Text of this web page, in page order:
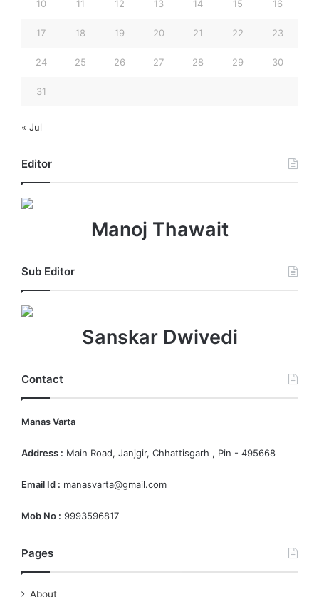
10 11 12 13 14 15 16
17 18 19 20 21 22 23
24 25 26 27 28 29 30
31
« Jul
Editor
Manoj Thawait
Sub Editor
Sanskar Dwivedi
Contact
Manas Varta
Address : Main Road, Janjgir, Chhattisgarh , Pin - 495668
Email Id : manasvarta@gmail.com
Mob No : 9993596817
Pages
About